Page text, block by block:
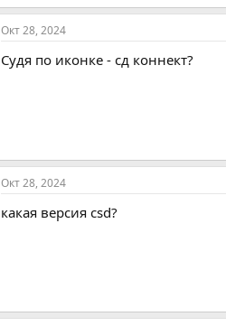
Окт 28, 2024
Судя по иконке - сд коннект?
Окт 28, 2024
какая версия csd?